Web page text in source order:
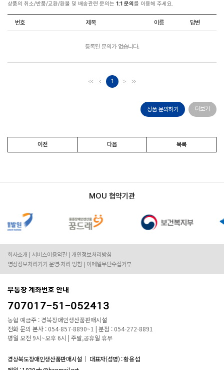
상품의 취소/반품/교환/환불 및 배송관련 문의는 1:1 문의 를 이용해 주세요.
번호 제목 이름 답변
등록된 문의가 없습니다.
1
상품 문의하기 더보기
이전 다음 목록
MOU 협약기관
회사소개 서비스이용약관
개인정보처리방침
영상정보처리기기 운영·처리 방침
이메일무단수집거부
무통장 계좌번호 안내
707017-51-052413
농협 예금주 : 경북장애인생산품판매시설
전화 문의 본사 : 054-857-8890~1 | 분점 : 054-272-8891
평일 오전 9시~오후 6시 | 주말,공휴일 휴무
경상북도장애인생산품판매시설
대표자(성명) : 황용섭